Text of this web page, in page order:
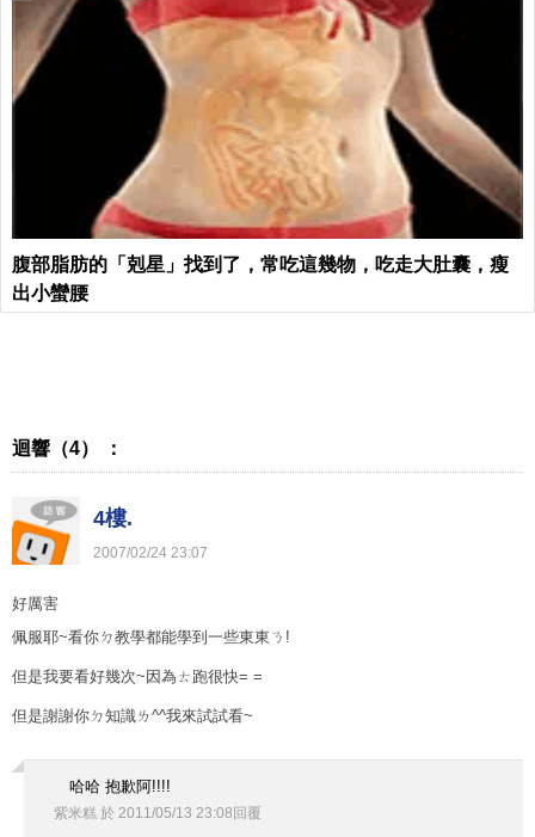
腹部脂肪的「剋星」找到了，常吃這幾物，吃走大肚囊，瘦
出小蠻腰
迴響（4） ：
4樓.
2007/02/24 23:07
好厲害
佩服耶~看你ㄉ教學都能學到一些東東ㄋ!
但是我要看好幾次~因為ㄊ跑很快= =
但是謝謝你ㄉ知識ㄌ^^我來試試看~
哈哈 抱歉阿!!!!
紫米糕 於 2011/05/13 23:08 回覆